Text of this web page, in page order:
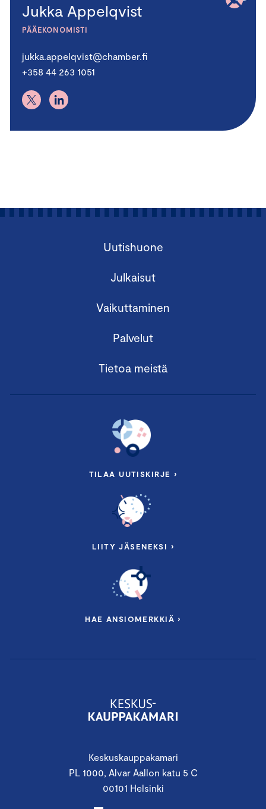
Jukka Appelqvist
PÄÄEKONOMISTI
jukka.appelqvist@chamber.fi
+358 44 263 1051
Keskuskauppakamari
PL 1000, Alvar Aallon katu 5 C
00101 Helsinki
Uutishuone
Julkaisut
Vaikuttaminen
Palvelut
Tietoa meistä
TILAA UUTISKIRJE ›
LIITY JÄSENEKSI ›
HAE ANSIOMERKKIÄ ›